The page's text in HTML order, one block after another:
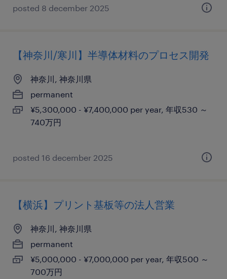
posted 8 december 2025
【神奈川/寒川】半導体材料のプロセス開発
神奈川, 神奈川県
permanent
¥5,300,000 - ¥7,400,000 per year, 年収530 ～
740万円
posted 16 december 2025
【横浜】プリント基板等の法人営業
神奈川, 神奈川県
permanent
¥5,000,000 - ¥7,000,000 per year, 年収500 ～
700万円